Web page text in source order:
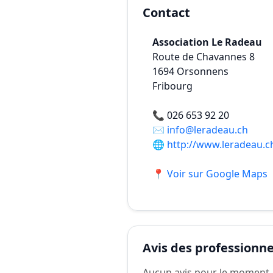
Contact
Association Le Radeau
Route de Chavannes 8
1694 Orsonnens
Fribourg
📞 026 653 92 20
✉️ info@leradeau.ch
🌐 http://
📍 Voir sur Google Maps
Avis des